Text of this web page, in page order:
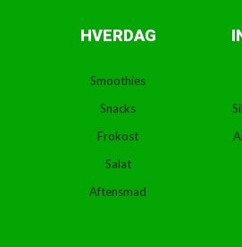
HVERDAG
Smoothies
Snacks
Frokost
Salat
Aftensmad